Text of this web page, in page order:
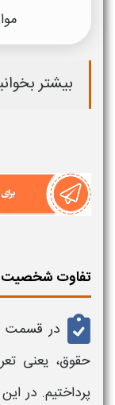
بیشتر
تفاوت
در قسمت
حقوق، یعنی
پرداختیم. در